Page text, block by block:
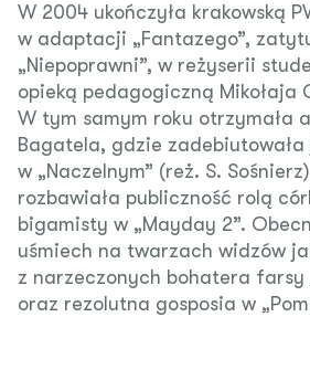
W 2004 ukończyła krakowską
w adaptacji „Fantazego”,
„Niepoprawni”, w reżyserii
opieką pedagogiczną Mikołaja
W tym samym roku otrzymała
Bagatela, gdzie zadebiutowała
w „Naczelnym” (reż. S.
rozbawiała publiczność rolą
bigamisty w „Mayday 2”.
uśmiech na twarzach widzów
z narzeczonych bohatera farsy
oraz rezolutna gosposia w